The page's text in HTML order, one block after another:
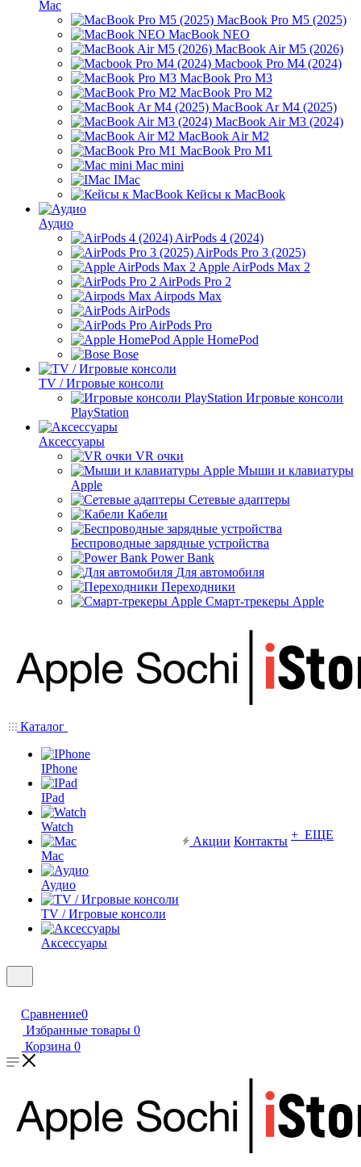
Mac
MacBook Pro M5 (2025)
MacBook NEO
MacBook Air M5 (2026)
Macbook Pro M4 (2024)
MacBook Pro M3
MacBook Pro M2
MacBook Ar M4 (2025)
MacBook Air M3 (2024)
MacBook Air M2
MacBook Pro M1
Mac mini
IMac
Кейсы к MacBook
Аудио
AirPods 4 (2024)
AirPods Pro 3 (2025)
Apple AirPods Max 2
AirPods Pro 2
Airpods Max
AirPods
AirPods Pro
Apple HomePod
Bose
TV / Игровые консоли
Игровые консоли
PlayStation
Аксессуары
VR очки
Мыши и клавиатуры
Apple
Сетевые адаптеры
Кабели
Беспроводные зарядные устройства
Power Bank
Для автомобиля
Переходники
Смарт-трекеры Apple
Каталог
IPhone
IPad
Watch
Mac
Аудио
TV / Игровые консоли
Аксессуары
Акции Контакты + ЕЩЕ
Сравнение0
Избранные товары 0
Корзина 0